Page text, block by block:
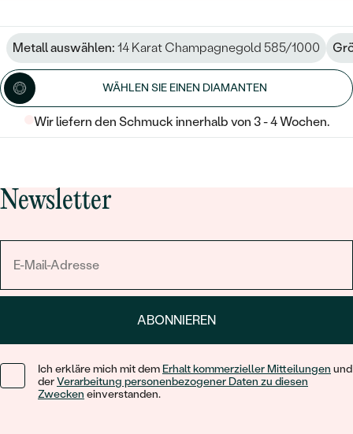
Metall auswählen: 14 Karat Champagnegold 585/1000
WÄHLEN SIE EINEN DIAMANTEN
Wir liefern den Schmuck innerhalb von 3 - 4 Wochen.
Newsletter
ABONNIEREN
Ich erkläre mich mit dem Erhalt kommerzieller Mitteilungen und
derVerarbeitung personenbezogener Daten zu diesen
Zwecken einverstanden.